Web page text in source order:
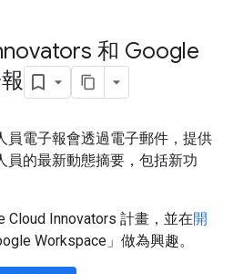
和 Google
員電子報會透過電子郵件，提供
員的最新動態摘要，包括新功
Cloud Innovators 計畫，並在開
Workspace」做為興趣。